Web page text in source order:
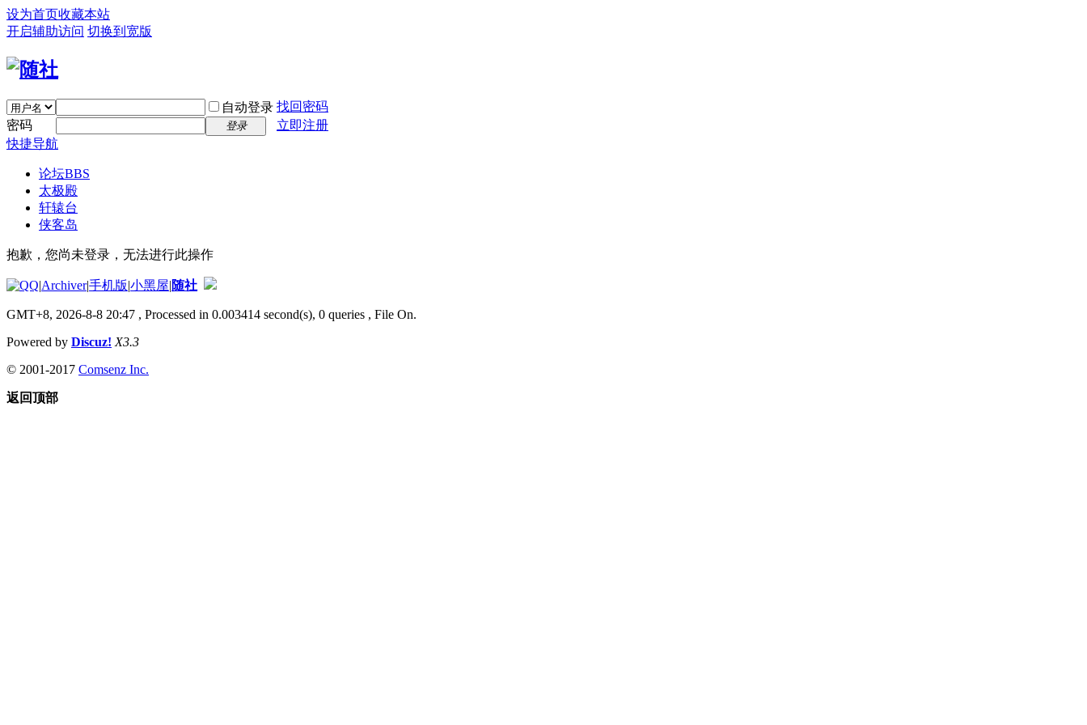
设为首页收藏本站
开启辅助访问 切换到宽版
自动登录 找回密码
密码
登录
立即注册
快捷导航
论坛BBS
太极殿
轩辕台
侠客岛
抱歉，您尚未登录，无法进行此操作
|Archiver|手机版|小黑屋|随社
GMT+8, 2026-8-8 20:47 , Processed in 0.003414 second(s), 0 queries , File On.
Powered by Discuz! X3.3
© 2001-2017 Comsenz Inc.
返回顶部